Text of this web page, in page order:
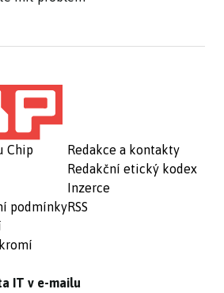
Chip
podmínky
Redakce a kontakty
Redakční etický kodex
Inzerce
RSS
IT v e-mailu